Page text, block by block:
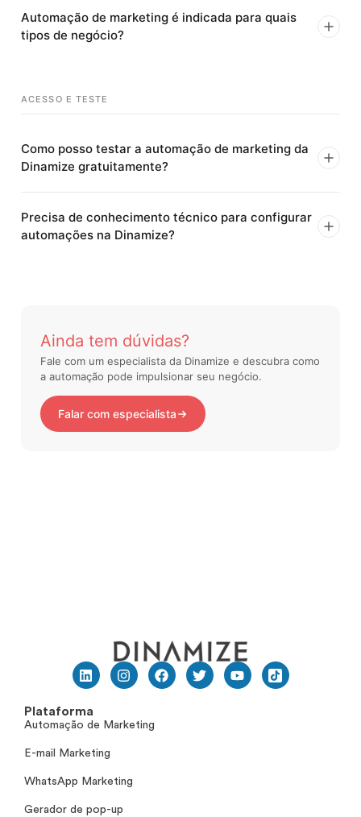
Automação de marketing é indicada para quais
tipos de negócio?
ACESSO E TESTE
Como posso testar a automação de marketing da
Dinamize gratuitamente?
Precisa de conhecimento técnico para configurar
automações na Dinamize?
Ainda tem dúvidas?
Fale com um especialista da Dinamize e descubra como
a automação pode impulsionar seu negócio.
Falar com especialista
Plataforma
Automação de Marketing
E-mail Marketing
WhatsApp Marketing
Gerador de pop-up